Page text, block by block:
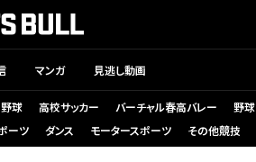
マンガ 見逃し動画
球 高校サッカー バーチャル春高バレー 野球
ーツ ダンス モータースポーツ その他競技